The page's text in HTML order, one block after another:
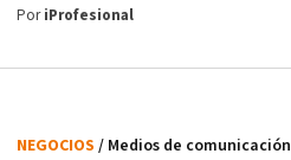
PoriProfesional
NEGOCIOS / Medios de comunicación